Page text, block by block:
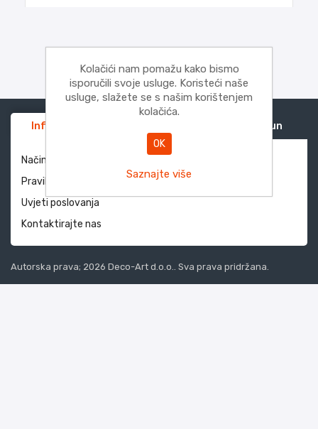
Informacije Moj račun
Način dostave i povrati
Pravila privatnosti
Uvjeti poslovanja
Kontaktirajte nas
Autorska prava; 2026 Deco-Art d.o.o.. Sva prava pridržana.
Kolačići nam pomažu kako bismo
isporučili svoje usluge. Koristeći naše
usluge, slažete se s našim korištenjem
kolačića.
OK
Saznajte više